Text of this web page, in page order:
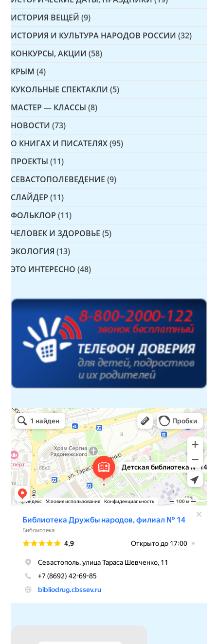
ИСТОРИЯ ВЕЩЕЙ (9)
ИСТОРИЯ И КУЛЬТУРА НАРОДОВ РОССИИ (32)
КОНКУРСЫ, АКЦИИ (58)
КРЫМ (4)
КУКОЛЬНЫЕ СПЕКТАКЛИ (5)
МАСТЕР — КЛАССЫ (8)
НОВОСТИ (73)
О КНИГАХ И ПИСАТЕЛЯХ (95)
ПРОЕКТЫ (11)
СЕВАСТОПОЛЕВЕДЕНИЕ (9)
СЛАЙДЕР (11)
ФОЛЬКЛОР (11)
ЧЕЛОВЕК И ЗДОРОВЬЕ (5)
ЭКОЛОГИЯ (13)
ЭТО ИНТЕРЕСНО (48)
Детская библиотека № 14 Дружбы народов
Библиотека в Севастополе